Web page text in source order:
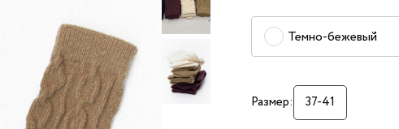
Темно-бежевый
Размер: 37-41